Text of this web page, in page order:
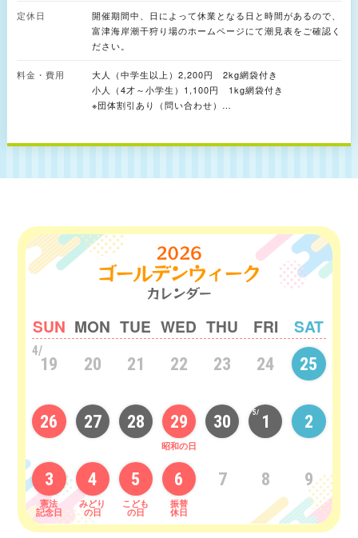
定休日
開催期間中、日によって休業となる日と時間があるので、
富津海岸潮干狩り場のホームページにて潮見表をご確認く
ださい。
料金・費用
大人（中学生以上）2,200円 2kg網袋付き
小人（4才～小学生）1,100円 1kg網袋付き
※団体割引あり（問い合わせ）
SUN MON TUE WED THU FRI SAT
19
4/
20 21 22 23 24 25
26 27 28 29
昭和の日
30 1
5/ 2
3
憲法
記念日
4
みどり
の日
5
こども
の日
6
振替
休日
7 8 9